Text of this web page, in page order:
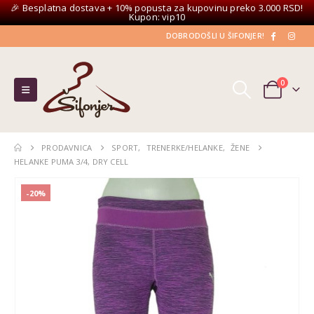
🎉 Besplatna dostava + 10% popusta za kupovinu preko 3.000 RSD!
Kupon: vip10
DOBRODOŠLI U ŠIFONJER!
0
PRODAVNICA SPORT, TRENERKE/HELANKE,
ŽENE
HELANKE PUMA 3/4, DRY CELL
-20%